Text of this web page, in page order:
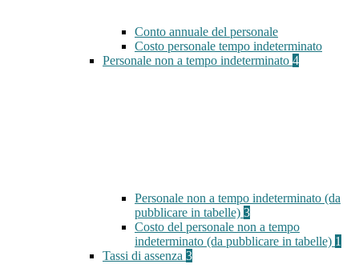
Conto annuale del personale
Costo personale tempo indeterminato
Personale non a tempo indeterminato 4
Personale non a tempo indeterminato (da
pubblicare in tabelle) 3
Costo del personale non a tempo
indeterminato (da pubblicare in tabelle) 1
Tassi di assenza 3